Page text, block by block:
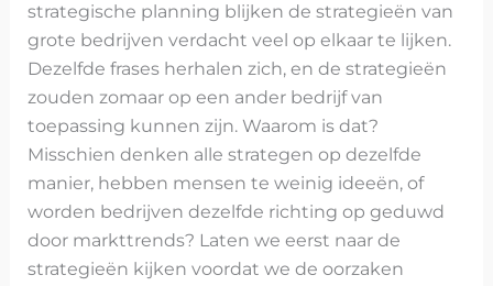
strategische planning blijken de strategieën van
grote bedrijven verdacht veel op elkaar te lijken.
Dezelfde frases herhalen zich, en de strategieën
zouden zomaar op een ander bedrijf van
toepassing kunnen zijn. Waarom is dat?
Misschien denken alle strategen op dezelfde
manier, hebben mensen te weinig ideeën, of
worden bedrijven dezelfde richting op geduwd
door markttrends? Laten we eerst naar de
strategieën kijken voordat we de oorzaken